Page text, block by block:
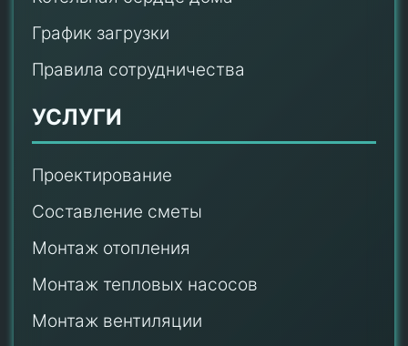
График загрузки
Правила сотрудничества
УСЛУГИ
Проектирование
Составление сметы
Монтаж отопления
Монтаж тепловых насосов
Монтаж вентиляции